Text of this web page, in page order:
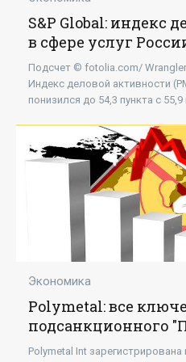
S&P Global: индекс
в сфере услуг
до 54,3 пункта -
Подсчет © fotolia.com/
Индекс деловой активности
понизился до 54,3 пункта с
Экономика
Polymetal: все
подсанкционного
оставили свои
Polymetal Int